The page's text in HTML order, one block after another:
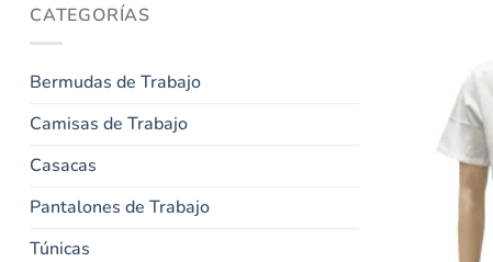
CATEGORÍAS
Bermudas de Trabajo
Camisas de Trabajo
Casacas
Pantalones de Trabajo
Túnicas